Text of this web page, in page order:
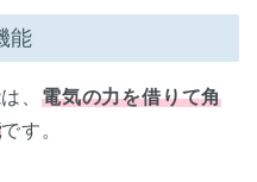
能
、 電気の力を借りて角
です。